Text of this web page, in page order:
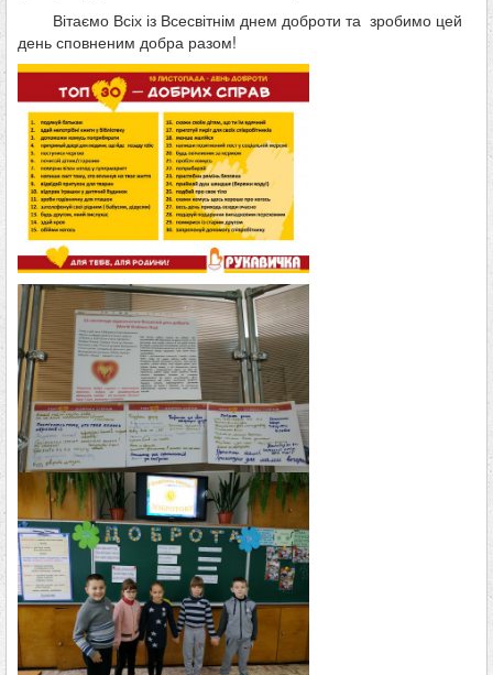
Вітаємо Всіх із Всесвітнім днем доброти та зробимо цей
день сповненим добра разом!